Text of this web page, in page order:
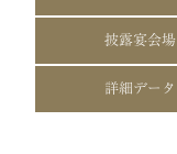
披露宴会場
詳細データ